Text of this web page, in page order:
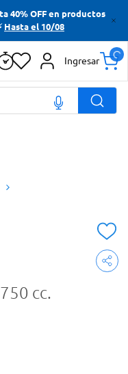
40% OFF en productos
Hasta el 10/08
Ingresar
cc.